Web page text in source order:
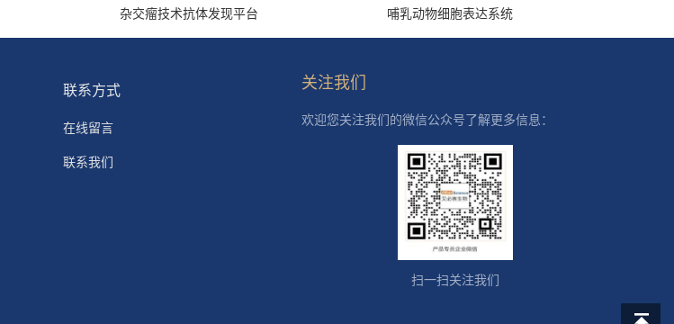
杂交瘤技术抗体发现平台 哺乳动物细胞表达系统
联系方式
在线留言
联系我们
关注我们
欢迎您关注我们的微信公众号了解更多信息：
扫一扫关注我们